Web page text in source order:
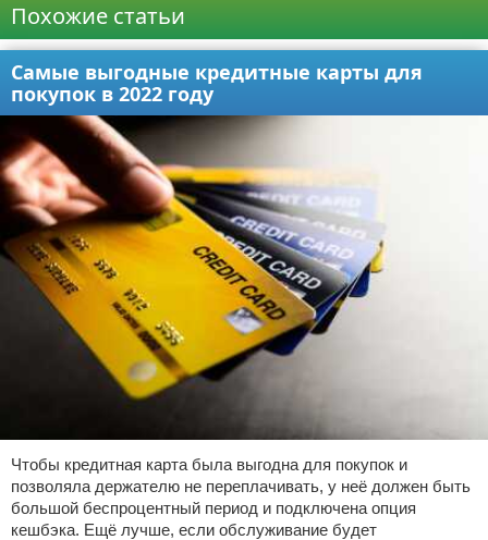
Похожие статьи
Самые выгодные кредитные карты для
покупок в 2022 году
Чтобы кредитная карта была выгодна для покупок и
позволяла держателю не переплачивать, у неё должен быть
большой беспроцентный период и подключена опция
кешбэка. Ещё лучше, если обслуживание будет